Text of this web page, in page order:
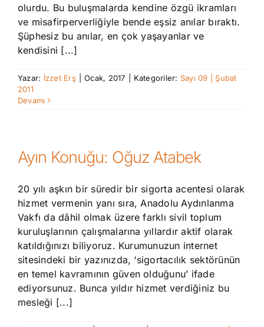
olurdu. Bu buluşmalarda kendine özgü ikramları
ve misafirperverliğiyle bende eşsiz anılar bıraktı.
Şüphesiz bu anılar, en çok yaşayanlar ve
kendisini [...]
Yazar: İzzet Erş Ocak, 2017 Kategoriler: Sayı 09 | Şubat
2011
Devamı
Ayın Konuğu: Oğuz Atabek
20 yılı aşkın bir süredir bir sigorta acentesi olarak
hizmet vermenin yanı sıra, Anadolu Aydınlanma
Vakfı da dâhil olmak üzere farklı sivil toplum
kuruluşlarının çalışmalarına yıllardır aktif olarak
katıldığınızı biliyoruz. Kurumunuzun internet
sitesindeki bir yazınızda, ‘sigortacılık sektörünün
en temel kavramının güven olduğunu’ ifade
ediyorsunuz. Bunca yıldır hizmet verdiğiniz bu
mesleği [...]